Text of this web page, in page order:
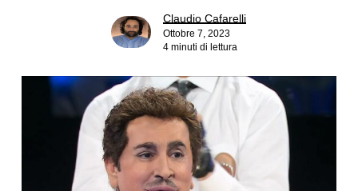
Claudio Cafarelli
Ottobre 7, 2023
4 minuti di lettura